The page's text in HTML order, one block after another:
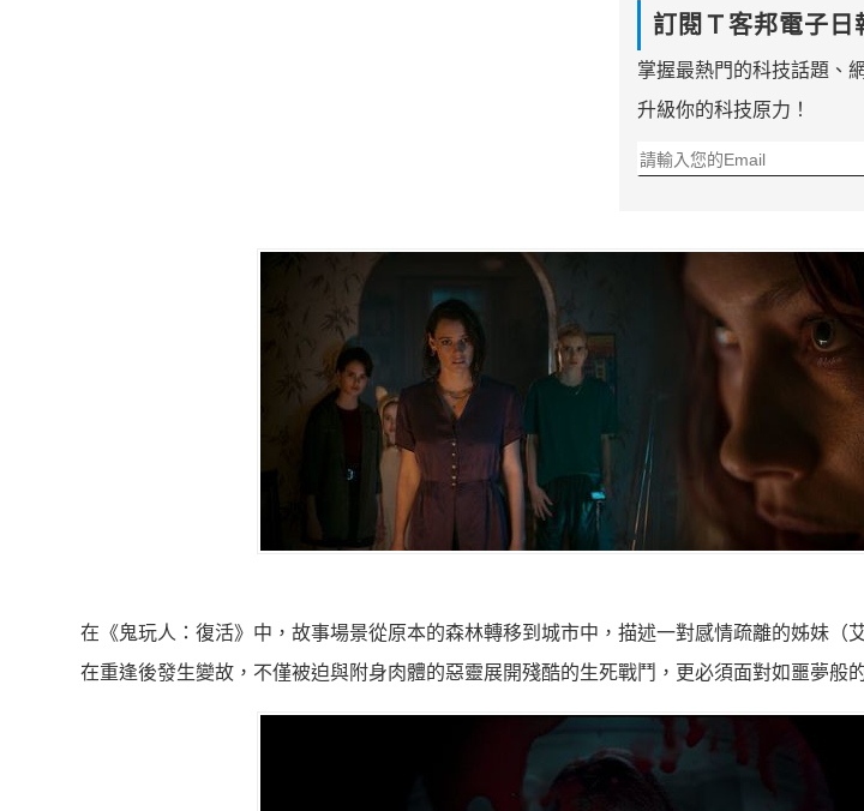
訂閱Ｔ客邦電子日
掌握最熱門的科技話題、
升級你的科技原力！
在《鬼玩人：復活》中，故事場景從原本的森林轉移到城市中， 描述一對感情疏離的姊妹（
在重逢後發生變故， 不僅被迫與附身肉體的惡靈展開殘酷的生死戰鬥， 更必須面對如噩夢般